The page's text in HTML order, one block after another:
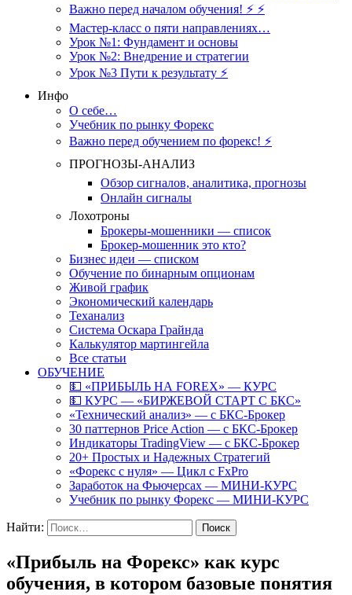
Важно перед началом обучения! ⚡ ⚡
Мастер-класс о пяти направлениях…
Урок №1: Фундамент и основы
Урок №2: Внедрение и стратегии
Урок №3 Пути к результату ⚡️
Инфо
О себе…
Учебник по рынку Форекс
Важно перед обучением по форекс! ⚡
ПРОГНОЗЫ-АНАЛИЗ
Обзор сигналов, аналитика, прогнозы
Онлайн сигналы
Лохотроны
Брокеры-мошенники — список
Брокер-мошенник это кто?
Бизнес идеи — списком
Обучение по бинарным опционам
Живой график
Экономический календарь
Теханализ
Система Оскара Грайнда
Калькулятор мартингейла
Все статьи
ОБУЧЕНИЕ
💵 «ПРИБЫЛЬ НА FOREX» — КУРС
💵 КУРС — «БИРЖЕВОЙ СТАРТ С БКС»
«Технический анализ» — с БКС-Брокер
30 паттернов Price Action — с БКС-Брокер
Индикаторы TradingView — с БКС-Брокер
20+ Простых и Надежных Стратегий
«Форекс с нуля» — Цикл с FxPro
Заработок на Фьючерсах — МИНИ-КУРС
Учебник по рынку Форекс — МИНИ-КУРС
Найти:
«Прибыль на Форекс» как курс
обучения, в котором базовые понятия